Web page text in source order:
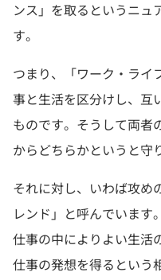
ンス」を取るというニュ
す。
つまり、「ワーク・ライ
事と生活を区分けし、互
ものです。そうして両者
からどちらかというと守
それに対し、いわば攻め
レンド」と呼んでいます
仕事の中によりよい生活
仕事の発想を得るという